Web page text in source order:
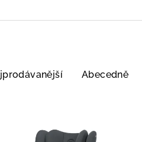
Abecedně